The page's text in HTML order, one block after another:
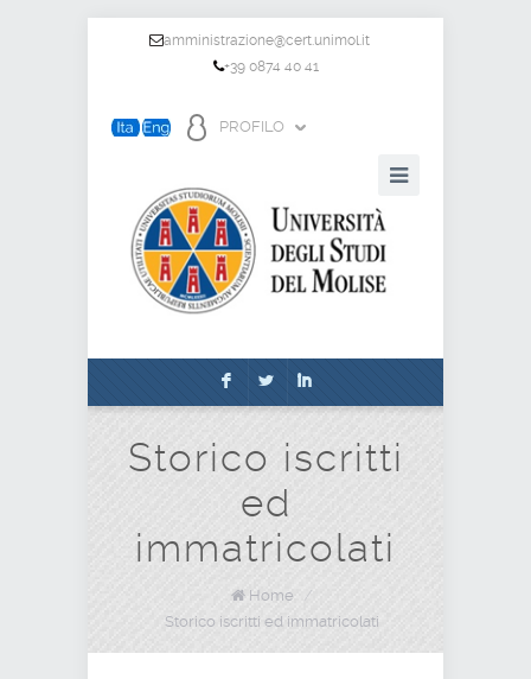
amministrazione@cert.unimol.it
+39 0874 40 41
PROFILO
F L I
Storico iscritti
ed
immatricolati
Home
/
Storico iscritti ed immatricolati